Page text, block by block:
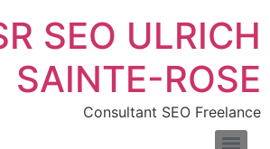
SEO ULRICH
SAINTE-ROSE
Consultant SEO Freelance